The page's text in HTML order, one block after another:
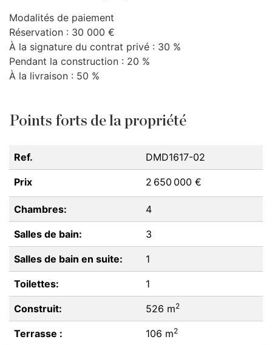
Modalités de paiement
Réservation : 30 000 €
À la signature du contrat privé : 30 %
Pendant la construction : 20 %
À la livraison : 50 %
Points forts de la propriété
Ref. DMD1617-02
Prix 2 650 000 €
Chambres: 4
Salles de bain: 3
Salles de bain en suite: 1
Toilettes: 1
Construit: 526 m2
Terrasse : 106 m2